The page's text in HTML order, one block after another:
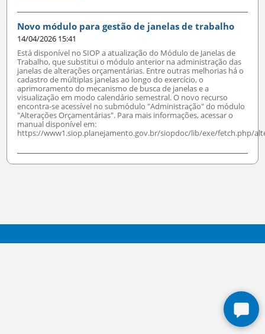
Novo módulo para gestão de janelas de trabalho
14/04/2026 15:41
Está disponível no SIOP a atualização do Módulo de Janelas de
Trabalho, que substitui o módulo anterior na administração das
janelas de alterações orçamentárias. Entre outras melhorias há o
cadastro de múltiplas janelas ao longo do exercício, o
aprimoramento do mecanismo de busca de janelas e a
visualização em modo calendário semestral. O novo recurso
encontra-se acessível no submódulo "Administração" do módulo
"Alterações Orçamentárias". Para mais informações, acessar o
manual disponível em:
https://www1.siop.planejamento.gov.br/siopdoc/lib/exe/fetch.php/